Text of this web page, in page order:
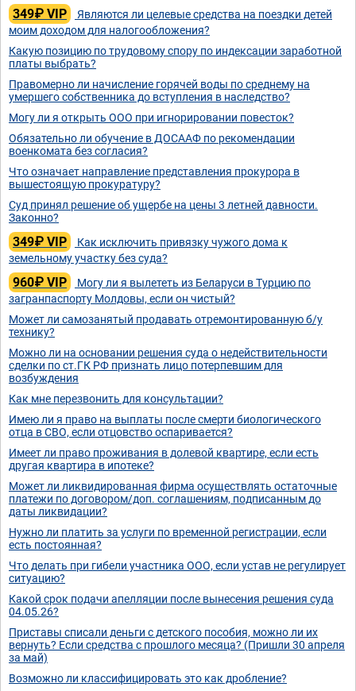
349₽ VIP
Являются ли целевые средства на поездки детей
моим доходом для налогообложения?
Какую позицию по трудовому спору по индексации заработной
платы выбрать?
Правомерно ли начисление горячей воды по среднему на
умершего собственника до вступления в наследство?
Могу ли я открыть ООО при игнорировании повесток?
Обязательно ли обучение в ДОСААФ по рекомендации
военкомата без согласия?
Что означает направление представления прокурора в
вышестоящую прокуратуру?
Суд принял решение об ущербе на цены 3 летней давности.
Законно?
349₽ VIP
Как исключить привязку чужого дома к
земельному участку без суда?
960₽ VIP
Могу ли я вылететь из Беларуси в Турцию по
загранпаспорту Молдовы, если он чистый?
Может ли самозанятый продавать отремонтированную б/у
технику?
Можно ли на основании решения суда о недействительности
сделки по ст.ГК РФ признать лицо потерпевшим для
возбуждения
Как мне перезвонить для консультации?
Имею ли я право на выплаты после смерти биологического
отца в СВО, если отцовство оспаривается?
Имеет ли право проживания в долевой квартире, если есть
другая квартира в ипотеке?
Может ли ликвидированная фирма осуществлять остаточные
платежи по договором/доп. соглашениям, подписанным до
даты ликвидации?
Нужно ли платить за услуги по временной регистрации, если
есть постоянная?
Что делать при гибели участника ООО, если устав не регулирует
ситуацию?
Какой срок подачи апелляции после вынесения решения суда
04.05.26?
Приставы списали деньги с детского пособия, можно ли их
вернуть? Если средства с прошлого месяца? (Пришли 30 апреля
за май)
Возможно ли классифицировать это как дробление?